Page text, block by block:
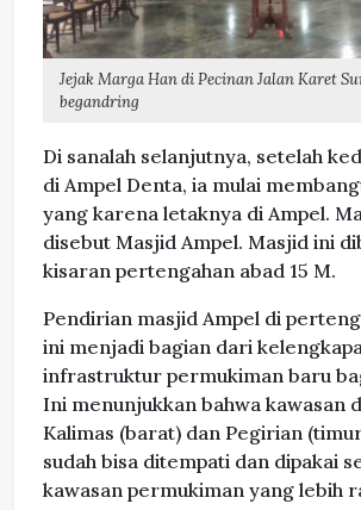
Jejak Marga Han di Pecinan Jalan Karet
begandring
Di sanalah selanjutnya, setelah
di Ampel Denta, ia mulai
yang karena letaknya di Ampel.
disebut Masjid Ampel. Masjid ini
kisaran pertengahan abad 15 M.
Pendirian masjid Ampel di
ini menjadi bagian dari
infrastruktur permukiman baru
Ini menunjukkan bahwa kawasan
Kalimas (barat) dan Pegirian
sudah bisa ditempati dan dipakai
kawasan permukiman yang lebih